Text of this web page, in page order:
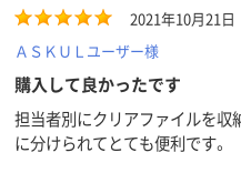
2021年10月21日
ＡＳＫＵＬユーザー様
購入して良かったです
担当者別にクリアファイルを収
に分けられてとても便利です。